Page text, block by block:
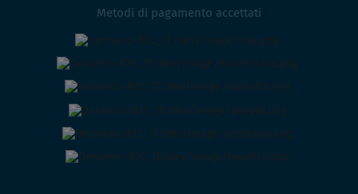
Metodi di pagamento accettati